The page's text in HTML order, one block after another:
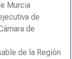
Murcia
de
de
de la Región